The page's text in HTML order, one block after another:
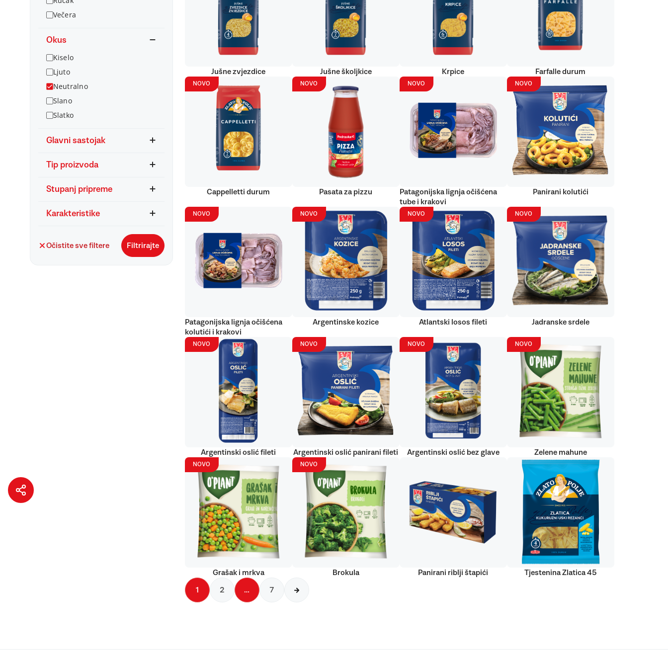
Večera
Okus
Kiselo
Ljuto
Neutralno
Slano
Slatko
Glavni sastojak
Tip proizvoda
Stupanj pripreme
Karakteristike
Očistite sve filtere Filtrirajte
Jušne zvjezdice Jušne školjkice Krpice Farfalle durum
NOVO
Cappelletti durum
NOVO
Pasata za pizzu
NOVO
Patagonijska lignja očišćena
tube i krakovi
NOVO
Panirani kolutići
NOVO
Patagonijska lignja očišćena
kolutići i krakovi
NOVO
Argentinske kozice
NOVO
Atlantski losos fileti
NOVO
Jadranske srdele
NOVO
Argentinski oslić fileti
NOVO
Argentinski oslić panirani fileti
NOVO
Argentinski oslić bez glave
NOVO
Zelene mahune
NOVO
Grašak i mrkva
NOVO
Brokula Panirani riblji štapići Tjestenina Zlatica 45
1 2 … 7